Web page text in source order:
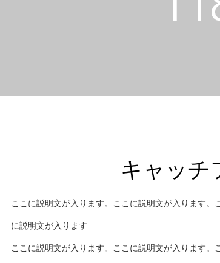
キャッチ
ここに説明文が入ります。ここに説明文が入ります
に説明文が入ります
ここに説明文が入ります。ここに説明文が入ります